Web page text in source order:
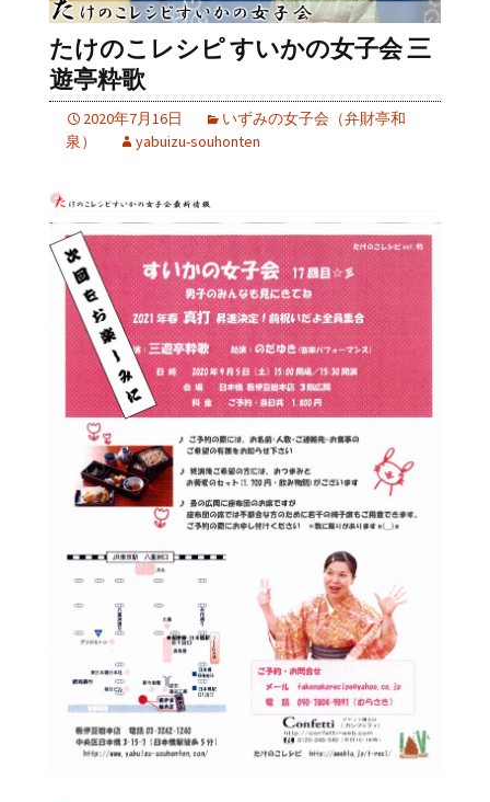
たけのこレシピ すいかの女子会 三
遊亭粋歌
2020年7月16日
いずみの女子会（弁財亭和
泉）
yabuizu-souhonten